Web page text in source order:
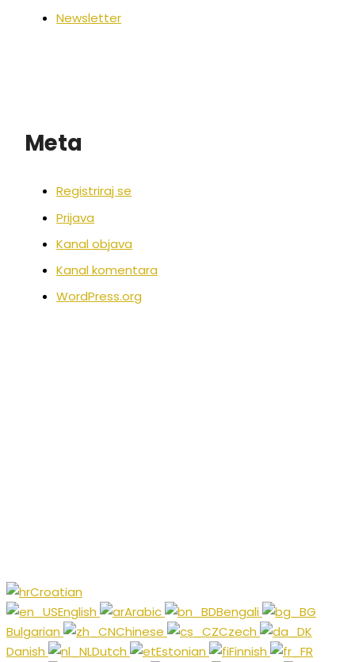
Newsletter
Meta
Registriraj se
Prijava
Kanal objava
Kanal komentara
WordPress.org
Croatian
English
Arabic
Bengali
Bulgarian
Chinese
Czech
Danish
Dutch Estonian
Finnish